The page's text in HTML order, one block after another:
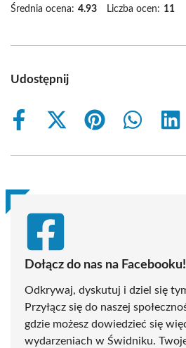
Średnia ocena: 4.93 Liczba ocen: 11
Udostępnij
Share
Share
(Twitter)
Share
Share
Dołącz do nas na Facebooku!
Odkrywaj, dyskutuj i dziel się
Przyłącz się do naszej
gdzie możesz dowiedzieć się
wydarzeniach w Świdniku.